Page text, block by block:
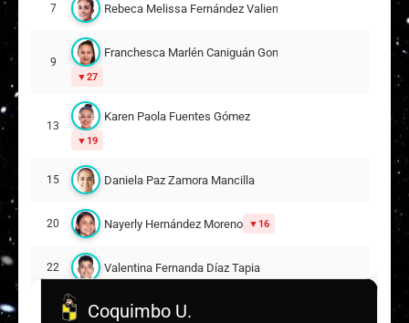
7 Rebeca Melissa Fernández Valiente
9
Franchesca Marlén Caniguán González
27
13
Karen Paola Fuentes Gómez
19
15 Daniela Paz Zamora Mancilla
20 Nayerly Hernández Moreno 16
22 Valentina Fernanda Díaz Tapia
Claudia Gabriela Herrera Muñoz
Coquimbo U.